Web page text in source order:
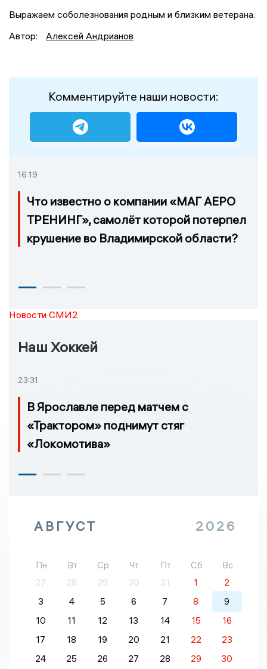
Выражаем соболезнования родным и близким ветерана.
Автор:
Алексей Андрианов
Комментируйте наши новости:
16:19
Что известно о компании «МАГ АЕРО
ТРЕНИНГ», самолёт которой потерпел
крушение во Владимирской области?
Новости СМИ2
Наш Хоккей
23:31
В Ярославле перед матчем с
«Трактором» поднимут стяг
«Локомотива»
АВГУСТ 2026
Пн Вт Ср Чт Пт Сб
Вс
27
28 29 30 31 1
2
3
4 5 6 7 8
9
10
11 12 13 14 15
16
17
18 19 20 21 22
23
24
25 26 27 28 29 30